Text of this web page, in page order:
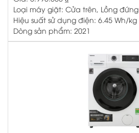
Loại máy giặt: Cửa trên, Lồng đứng
Hiệu suất sử dụng điện: 6.45 Wh/kg
Dòng sản phẩm: 2021